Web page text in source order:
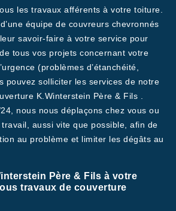
les travaux afférents à votre toiture.
équipe de couvreurs chevronnés
savoir-faire à votre service pour
tous vos projets concernant votre
(problèmes d’étanchéité,
pouvez solliciter les services de notre
K.Winterstein Père & Fils .
nous nous déplaçons chez vous ou
aussi vite que possible, afin de
au problème et limiter les dégâts au
Père & Fils à votre
travaux de couverture